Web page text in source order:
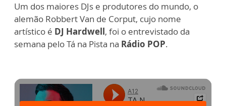
Um dos maiores DJs e produtores do mundo, o
alemão Robbert Van de Corput, cujo nome
artístico é DJ Hardwell, foi o entrevistado da
semana pelo Tá na Pista na Rádio POP.